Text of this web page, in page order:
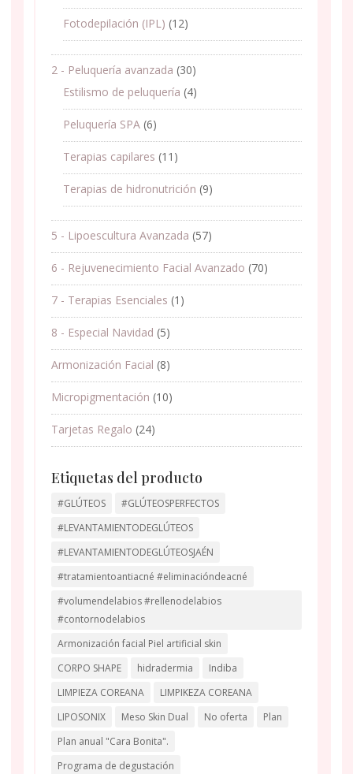
Fotodepilación (IPL) (12)
2 - Peluquería avanzada (30)
Estilismo de peluquería (4)
Peluquería SPA (6)
Terapias capilares (11)
Terapias de hidronutrición (9)
5 - Lipoescultura Avanzada (57)
6 - Rejuvenecimiento Facial Avanzado (70)
7 - Terapias Esenciales (1)
8 - Especial Navidad (5)
Armonización Facial (8)
Micropigmentación (10)
Tarjetas Regalo (24)
Etiquetas del producto
#GLÚTEOS
#GLÚTEOSPERFECTOS
#LEVANTAMIENTODEGLÚTEOS
#LEVANTAMIENTODEGLÚTEOSJAÉN
#tratamientoantiacné #eliminacióndeacné
#volumendelabios #rellenodelabios
#contornodelabios
Armonización facial Piel artificial skin
CORPO SHAPE
hidradermia
Indiba
LIMPIEZA COREANA
LIMPIKEZA COREANA
LIPOSONIX
Meso Skin Dual No oferta
Plan
Plan anual "Cara Bonita".
Programa de degustación